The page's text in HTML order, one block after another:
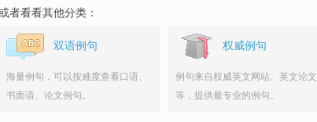
者看看其他分类：
双语例句
海量例句，可以按难度查看口语、
书面语、论文例句。
权威例句
例句来自权威英文网站、英文论文
等，提供最专业的例句。